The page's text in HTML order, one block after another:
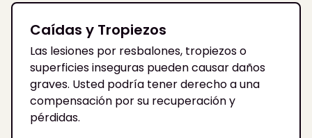
Caídas y Tropiezos
Las lesiones por resbalones, tropiezos o
superficies inseguras pueden causar daños
graves. Usted podría tener derecho a una
compensación por su recuperación y
pérdidas.